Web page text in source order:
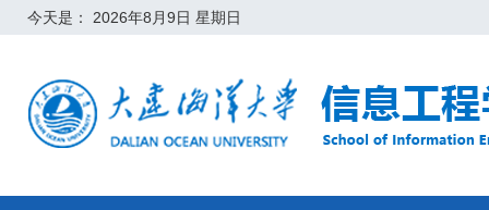
今天是： 2026年8月9日 星期日